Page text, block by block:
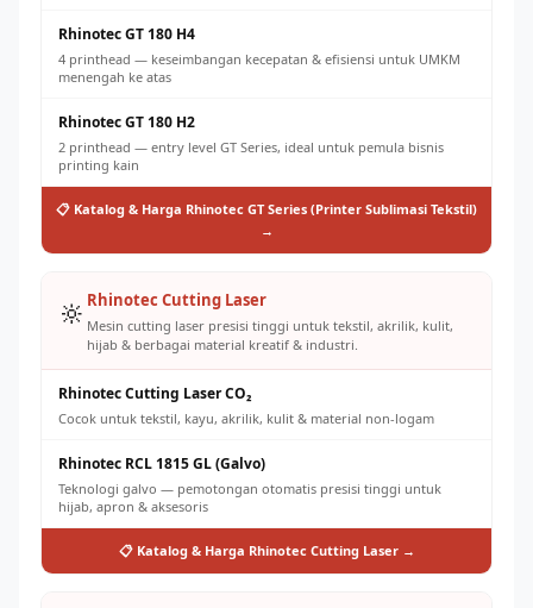
Rhinotec GT 180 H4
4 printhead — keseimbangan kecepatan & efisiensi untuk UMKM
menengah ke atas
Rhinotec GT 180 H2
2 printhead — entry level GT Series, ideal untuk pemula bisnis
printing kain
📋 Katalog & Harga Rhinotec GT Series (Printer Sublimasi Tekstil)
→
🔆 Rhinotec Cutting Laser
Mesin cutting laser presisi tinggi untuk tekstil, akrilik, kulit,
hijab & berbagai material kreatif & industri.
Rhinotec Cutting Laser CO₂
Cocok untuk tekstil, kayu, akrilik, kulit & material non-logam
Rhinotec RCL 1815 GL (Galvo)
Teknologi galvo — pemotongan otomatis presisi tinggi untuk
hijab, apron & aksesoris
📋 Katalog & Harga Rhinotec Cutting Laser →